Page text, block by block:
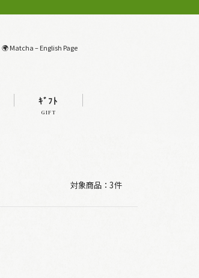
🌍 Matcha – English Page
ｷﾞﾌﾄ
GIFT
対象商品：3件